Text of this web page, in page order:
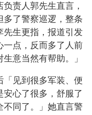
责人郭先生直言，
多了警察巡逻，整条
先生更指，报道引发
一点，反而多了人前
意当然有帮助。」
「见到很多军装、便
心了很多，舒服了
不同了。」她直言警